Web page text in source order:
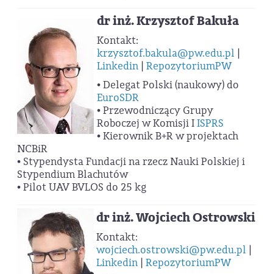
dr inż. Krzysztof Bakuła
Kontakt:
krzysztof.bakula@pw.edu.pl |
Linkedin |RepozytoriumPW
• Delegat Polski (naukowy) do
EuroSDR
• Przewodniczący Grupy
Roboczej w Komisji IISPRS
• Kierownik B+R w projektach
NCBiR
• Stypendysta Fundacji na rzecz Nauki Polskiej i
Stypendium Blachutów
• Pilot UAV BVLOS do 25 kg
dr inż. Wojciech Ostrowski
Kontakt:
wojciech.ostrowski@pw.edu.pl |
Linkedin |RepozytoriumPW